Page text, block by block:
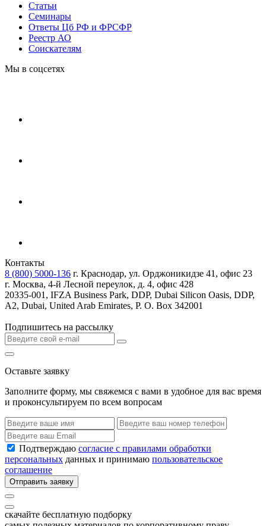
Статьи
Cеминары
Ответы Цб РФ и ФРСФР
Реестр АО
Соискателям
Мы в соцсетях
Контакты
8 (800) 5000-136 г. Краснодар, ул. Орджоникидзе 41, офис 23
г. Москва, 4-й Лесной переулок, д. 4, офис 428
20335-001, IFZA Business Park, DDP, Dubai Silicon Oasis, DDP,
A2, Dubai, United Arab Emirates, P. O. Box 342001
Подпишитесь на рассылку
Оставьте заявку
Заполните форму, мы свяжемся с вами в удобное для вас время
и проконсультируем по всем вопросам
Подтверждаю согласие с правилами обработки
персональных данных и принимаю пользовательское
соглашение
Отправить заявку
скачайте бесплатную подборку